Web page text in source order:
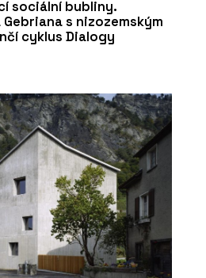
sociální bubliny.
s nizozemským
cyklus Dialogy